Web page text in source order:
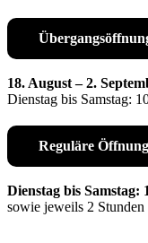
18. August – 2.
Dienstag bis Samstag:
Reguläre
Dienstag bis Samstag:
sowie jeweils 2